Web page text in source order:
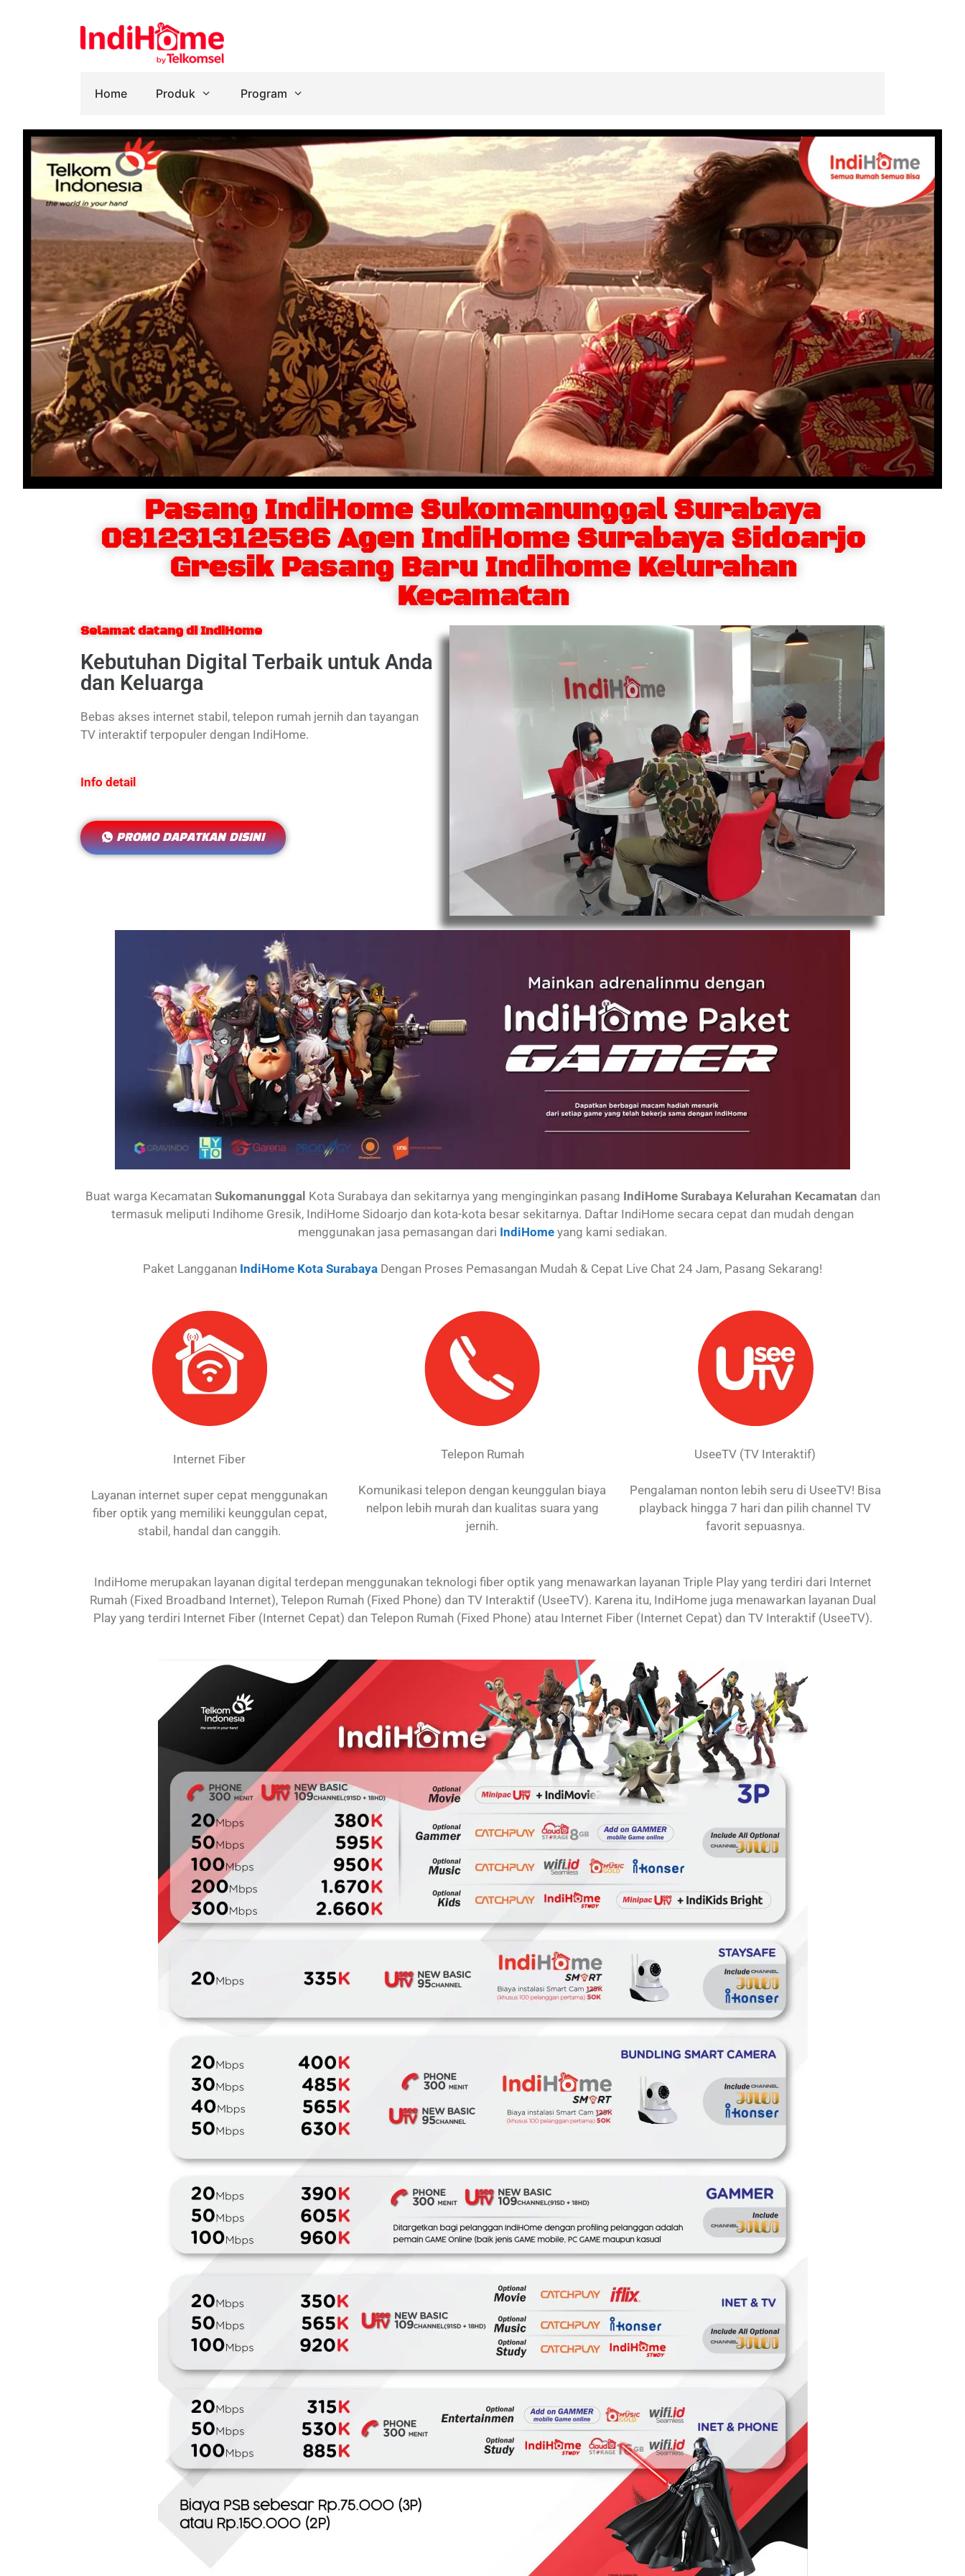
Home Produk Program
Pasang IndiHome Sukomanunggal Surabaya
081231312586 Agen IndiHome Surabaya Sidoarjo
Gresik Pasang Baru Indihome Kelurahan
Kecamatan
Selamat datang di IndiHome
Kebutuhan Digital Terbaik untuk Anda
dan Keluarga
Bebas akses internet stabil, telepon rumah jernih dan tayangan
TV interaktif terpopuler dengan IndiHome.
Info detail
PROMO DAPATKAN DISINI
Buat warga Kecamatan Sukomanunggal Kota Surabaya dan sekitarnya yang menginginkan pasang IndiHome Surabaya Kelurahan Kecamatan dan
termasuk meliputi Indihome Gresik, IndiHome Sidoarjo dan kota-kota besar sekitarnya. Daftar IndiHome secara cepat dan mudah dengan
menggunakan jasa pemasangan dari IndiHome yang kami sediakan.
Paket Langganan IndiHome Kota Surabaya Dengan Proses Pemasangan Mudah & Cepat Live Chat 24 Jam, Pasang Sekarang!
Internet Fiber
Layanan internet super cepat menggunakan
fiber optik yang memiliki keunggulan cepat,
stabil, handal dan canggih.
Telepon Rumah
Komunikasi telepon dengan keunggulan biaya
nelpon lebih murah dan kualitas suara yang
jernih.
UseeTV (TV Interaktif)
Pengalaman nonton lebih seru di UseeTV! Bisa
playback hingga 7 hari dan pilih channel TV
favorit sepuasnya.
IndiHome merupakan layanan digital terdepan menggunakan teknologi fiber optik yang menawarkan layanan Triple Play yang terdiri dari Internet
Rumah (Fixed Broadband Internet), Telepon Rumah (Fixed Phone) dan TV Interaktif (UseeTV). Karena itu, IndiHome juga menawarkan layanan Dual
Play yang terdiri Internet Fiber (Internet Cepat) dan Telepon Rumah (Fixed Phone) atau Internet Fiber (Internet Cepat) dan TV Interaktif (UseeTV).